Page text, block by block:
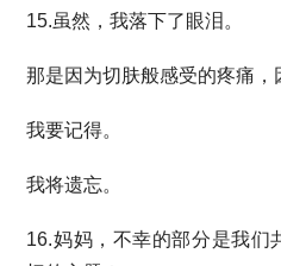
15.虽然，我落下了眼泪。
那是因为切肤般感受的疼痛，
我要记得。
我将遗忘。
16.妈妈，不幸的部分是我们